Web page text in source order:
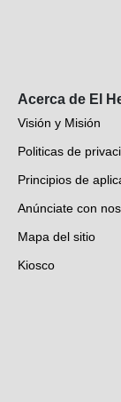
Acerca de El
Visión y Misión
Politicas de
Principios de
Anúnciate con
Mapa del sitio
Kiosco